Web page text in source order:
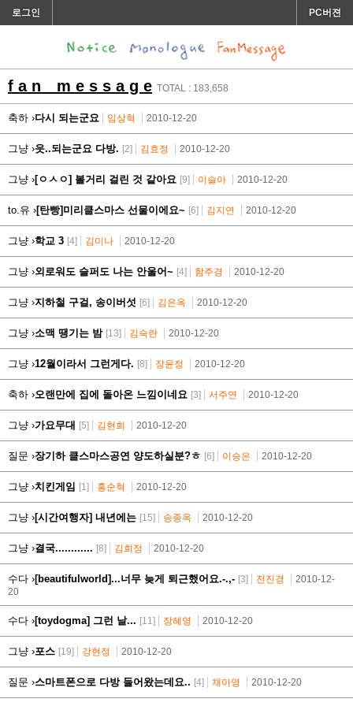
로그인 PC버젼
f a n m e s s a g e TOTAL : 183,658
축하 ›다시 되는군요 임상혁 2010-12-20
그냥 ›읏..되는군요 다방. [2] 김효정 2010-12-20
그냥 ›[ㅇㅅㅇ] 볼거리 걸린 것 같아요 [9] 이슬아 2010-12-20
to.유 ›[탄빵]미리클스마스 선물이에요~ [6] 김지연 2010-12-20
그냥 ›학교 3 [4] 김미나 2010-12-20
그냥 ›외로워도 슬퍼도 나는 안울어~ [4] 함주경 2010-12-20
그냥 ›지하철 구걸, 송이버섯 [6] 김은옥 2010-12-20
그냥 ›소맥 땡기는 밤 [13] 김숙란 2010-12-20
그냥 ›12월이라서 그런게다. [8] 장윤정 2010-12-20
축하 ›오랜만에 집에 돌아온 느낌이네요 [3] 서주연 2010-12-20
그냥 ›가요무대 [5] 김현희 2010-12-20
질문 ›장기하 클스마스공연 양도하실분?ㅎ [6] 이승은 2010-12-20
그냥 ›치킨게임 [1] 홍순혁 2010-12-20
그냥 ›[시간여행자] 내년에는 [15] 송종옥 2010-12-20
그냥 ›결국............ [8] 김희정 2010-12-20
수다 ›[beautifulworld]...너무 늦게 퇴근했어요.-.,- [3] 전진경
2010-12-
20
수다 ›[toydogma] 그런 날... [11] 장혜영 2010-12-20
그냥 ›포스 [19] 강현정 2010-12-20
질문 ›스마트폰으로 다방 들어왔는데요.. [4] 채아영 2010-12-20